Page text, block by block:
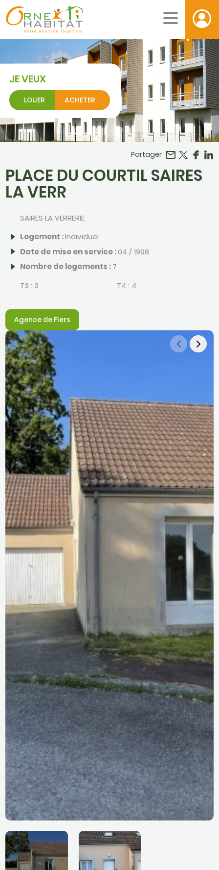
JE VEUX
LOUER ACHETER
Partager
PLACE DU COURTIL SAIRES
LA VERR
SAIRES LA VERRERIE
Logement :Individuel
Date de mise en service :04 / 1998
Nombre de logements :7
T3 : 3 T4 : 4
Agence de Flers
PLACE DU COURTIL SAIRES LA VERR